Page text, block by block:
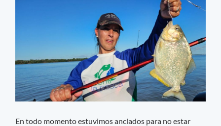
En todo momento estuvimos anclados para no estar